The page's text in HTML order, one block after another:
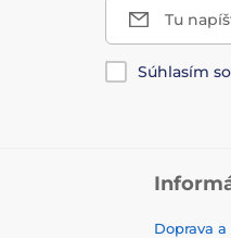
Tu
Súhlasím
Doprava